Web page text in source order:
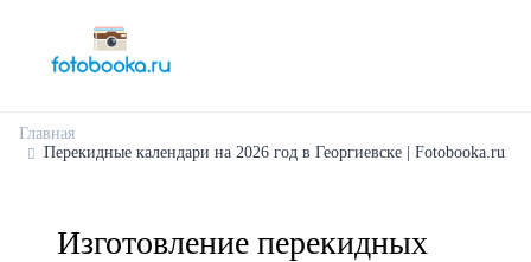
Главная
Перекидные календари на 2026 год в Георгиевске | Fotobooka.ru
Изготовление перекидных